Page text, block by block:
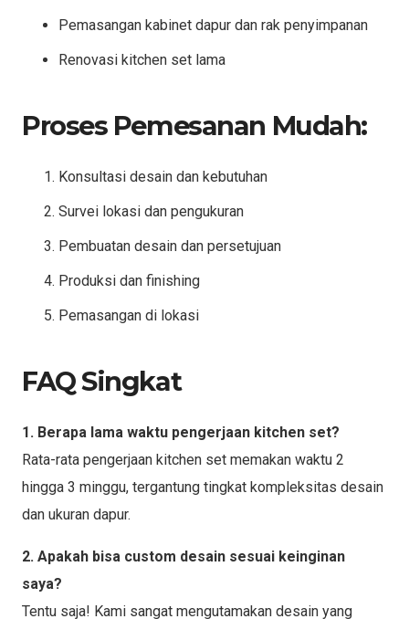
Pemasangan kabinet dapur dan rak penyimpanan
Renovasi kitchen set lama
Proses Pemesanan Mudah:
Konsultasi desain dan kebutuhan
Survei lokasi dan pengukuran
Pembuatan desain dan persetujuan
Produksi dan finishing
Pemasangan di lokasi
FAQ Singkat
1. Berapa lama waktu pengerjaan kitchen set?
Rata-rata pengerjaan kitchen set memakan waktu 2
hingga 3 minggu, tergantung tingkat kompleksitas desain
dan ukuran dapur.
2. Apakah bisa custom desain sesuai keinginan
saya?
Tentu saja! Kami sangat mengutamakan desain yang